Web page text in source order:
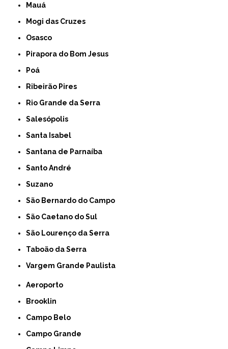
Mauá
Mogi das Cruzes
Osasco
Pirapora do Bom Jesus
Poá
Ribeirão Pires
Rio Grande da Serra
Salesópolis
Santa Isabel
Santana de Parnaíba
Santo André
Suzano
São Bernardo do Campo
São Caetano do Sul
São Lourenço da Serra
Taboão da Serra
Vargem Grande Paulista
Aeroporto
Brooklin
Campo Belo
Campo Grande